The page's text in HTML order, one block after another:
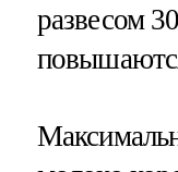
развесом